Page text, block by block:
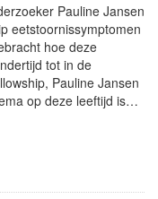
Pauline Jansen
eetstoornissymptomen
hoe deze
tot in de
Pauline Jansen
op deze leeftijd is…